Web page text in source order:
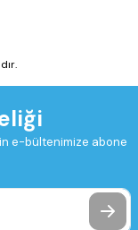
e-bültenimize abone